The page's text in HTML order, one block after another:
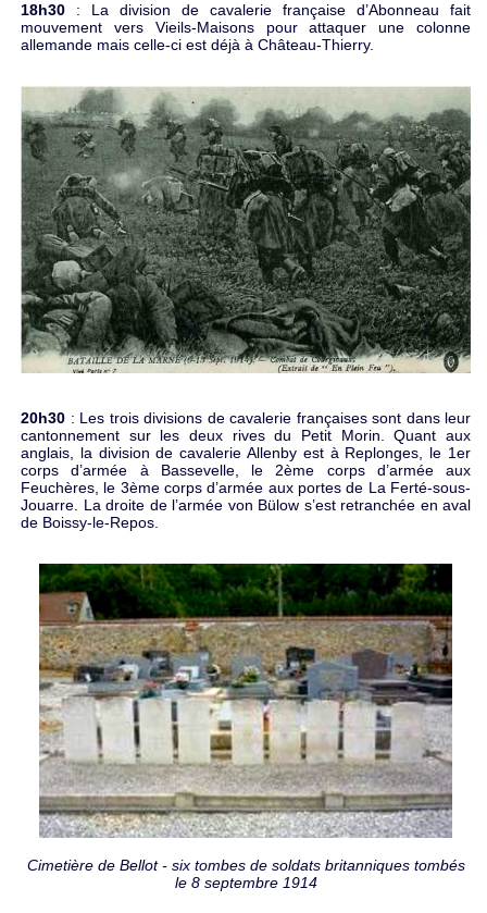
18h30 : La division de cavalerie française d’Abonneau fait
mouvement vers Vieils-Maisons pour attaquer une colonne
allemande mais celle-ci est déjà à Château-Thierry.
20h30 : Les trois divisions de cavalerie françaises sont dans leur
cantonnement sur les deux rives du Petit Morin. Quant aux
anglais, la division de cavalerie Allenby est à Replonges, le 1er
corps d’armée à Bassevelle, le 2ème corps d’armée aux
Feuchères, le 3ème corps d’armée aux portes de La Ferté-sous-
Jouarre. La droite de l’armée von Bülow s’est retranchée en aval
de Boissy-le-Repos.
Cimetière de Bellot - six tombes de soldats britanniques tombés
le 8 septembre 1914